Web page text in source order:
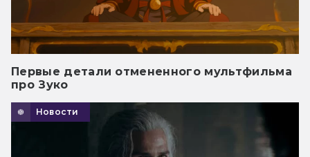
Первые детали отмененного мультфильма
про Зуко
Новости